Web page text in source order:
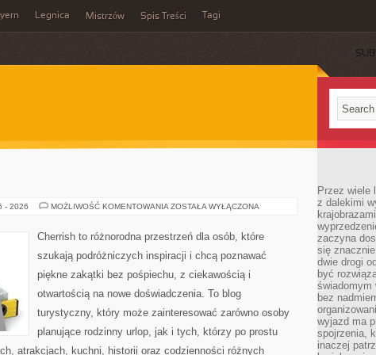
Legnica Mistrzów Spis Treści Tagi
- 2026 MOŻLIWOŚĆ KOMENTOWANIA ROSJA
ZOSTAŁA WYŁĄCZONA
Cherrish to różnorodna przestrzeń dla osób, które
szukają podróżniczych inspiracji i chcą poznawać
piękne zakątki bez pośpiechu, z ciekawością i
otwartością na nowe doświadczenia. To blog
turystyczny, który może zainteresować zarówno osoby
planujące rodzinny urlop, jak i tych, którzy po prostu
atrakcjach, kuchni, historii oraz codzienności różnych
Przez wiele
z dalekimi
zaczyna
się
dwie drogi
być
świadomym
bez
wyjazd ma
spojrzenia,
inaczej